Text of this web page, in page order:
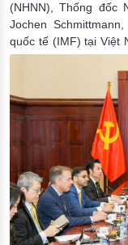
(NHNN), Thống đốc
Jochen
quốc tế (IMF) tại Việt
có đại diện lãnh đạo